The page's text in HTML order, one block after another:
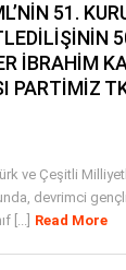
51.
İBRAHİM
PARTİMİZ
ve Çeşitli
devrimci
[...] Read More